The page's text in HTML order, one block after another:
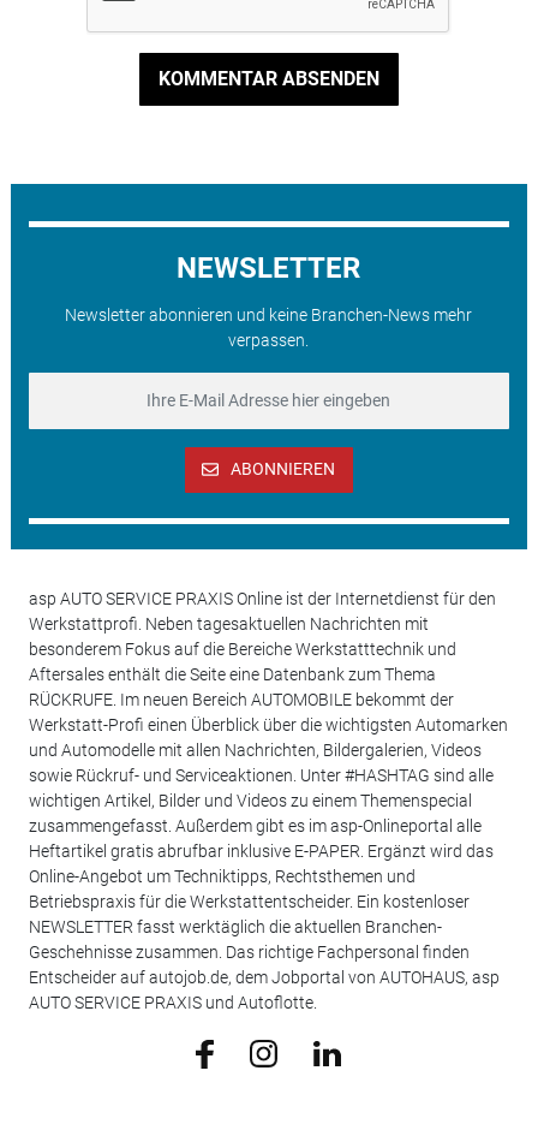
KOMMENTAR ABSENDEN
NEWSLETTER
Newsletter abonnieren und keine Branchen-News mehr
verpassen.
ABONNIEREN
asp AUTO SERVICE PRAXIS Online ist der Internetdienst für den
Werkstattprofi. Neben tagesaktuellen Nachrichten mit
besonderem Fokus auf die Bereiche Werkstatttechnik und
Aftersales enthält die Seite eine Datenbank zum Thema
RÜCKRUFE. Im neuen Bereich AUTOMOBILE bekommt der
Werkstatt-Profi einen Überblick über die wichtigsten Automarken
und Automodelle mit allen Nachrichten, Bildergalerien, Videos
sowie Rückruf- und Serviceaktionen. Unter #HASHTAG sind alle
wichtigen Artikel, Bilder und Videos zu einem Themenspecial
zusammengefasst. Außerdem gibt es im asp-Onlineportal alle
Heftartikel gratis abrufbar inklusive E-PAPER. Ergänzt wird das
Online-Angebot um Techniktipps, Rechtsthemen und
Betriebspraxis für die Werkstattentscheider. Ein kostenloser
NEWSLETTER fasst werktäglich die aktuellen Branchen-
Geschehnisse zusammen. Das richtige Fachpersonal finden
Entscheider auf autojob.de, dem Jobportal von AUTOHAUS, asp
AUTO SERVICE PRAXIS und Autoflotte.